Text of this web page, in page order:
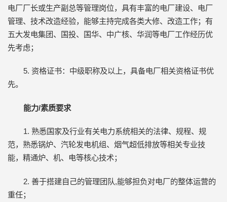
电厂厂长或生产副总等管理岗位，具有丰富的电厂建设、电厂
管理、技术改造经验，能够主持完成各类大修、改造工作；有
五大发电集团、国投、国华、中广核、华润等电厂工作经历优
先考虑；
5. 资格证书：中级职称及以上，具备电厂相关资格证书优
先。
能力/素质要求
1. 熟悉国家及行业有关电力系统相关的法律、规程、规
范，熟悉锅炉、汽轮发电机组、烟气超低排放等相关专业技
能，精通炉、机、电等核心技术；
2. 善于搭建自己的管理团队,能够担负对电厂的整体运营的
重任；